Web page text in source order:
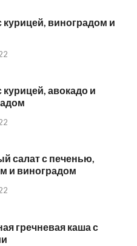
курицей, виноградом и
курицей, авокадо и
салат с печенью,
и виноградом
гречневая каша с